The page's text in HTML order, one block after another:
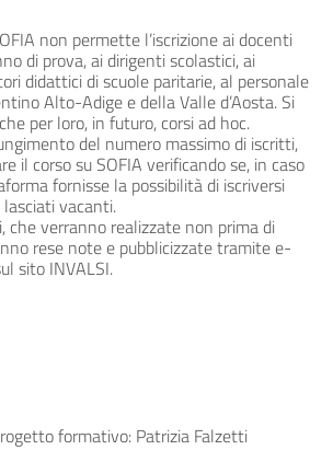
non permette l’iscrizione ai docenti
di prova, ai dirigenti scolastici, ai
didattici di scuole paritarie, al personale
Alto-Adige e della Valle d’Aosta. Si
per loro, in futuro, corsi ad hoc.
del numero massimo di iscritti,
il corso su SOFIA verificando se, in caso
fornisse la possibilità di iscriversi
lasciati vacanti.
che verranno realizzate non prima di
rese note e pubblicizzate tramite e-
sito INVALSI.
formativo: Patrizia Falzetti